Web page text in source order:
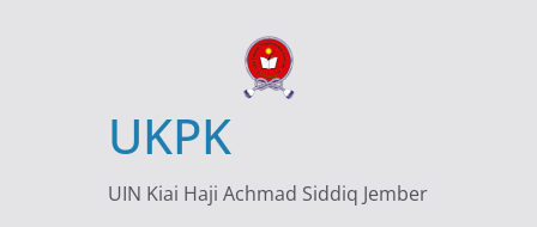
UKPK
UIN Kiai Haji Achmad Siddiq Jember